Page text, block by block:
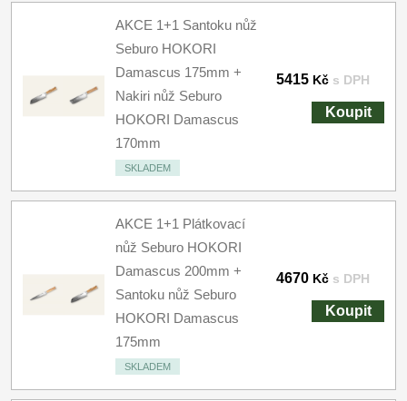
AKCE 1+1 Santoku nůž
Seburo HOKORI
Damascus 175mm +
Nakiri nůž Seburo
HOKORI Damascus
170mm
SKLADEM
5415 Kč s DPH
Koupit
AKCE 1+1 Plátkovací
nůž Seburo HOKORI
Damascus 200mm +
Santoku nůž Seburo
HOKORI Damascus
175mm
SKLADEM
4670 Kč s DPH
Koupit